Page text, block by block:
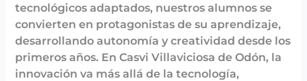
tecnológicos adaptados, nuestros alumnos se
convierten en protagonistas de su aprendizaje,
desarrollando autonomía y creatividad desde los
primeros años. En Casvi Villaviciosa de Odón, la
innovación va más allá de la tecnología,